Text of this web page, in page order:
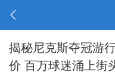
揭秘尼克斯夺冠游
价 百万球迷涌上街